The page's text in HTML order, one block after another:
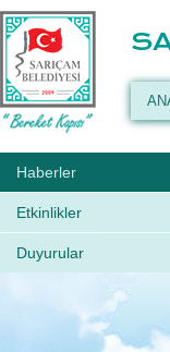
Haberler
Etkinlikler
Duyurular